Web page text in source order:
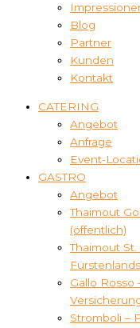
Blog
Partner
Kunden
Kontakt
CATERING
Angebot
Anfrage
Event-
GASTRO
Angebot
Thaimout
(öffentlich)
Thaimout
Gallo Rosso
Stromboli –